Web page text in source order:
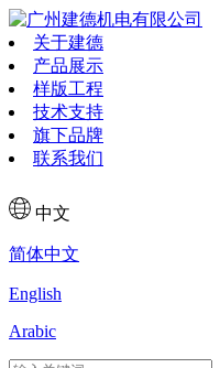
关于建德
产品展示
样版工程
技术支持
旗下品牌
联系我们
中文
简体中文
English
Arabic